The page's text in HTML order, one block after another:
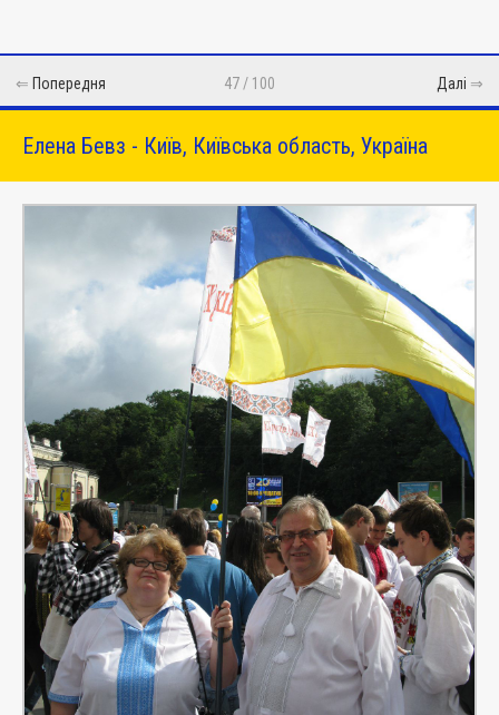
⇐ Попередня 47 / 100 Далі ⇒
Елена Бевз - Київ, Київська область, Україна